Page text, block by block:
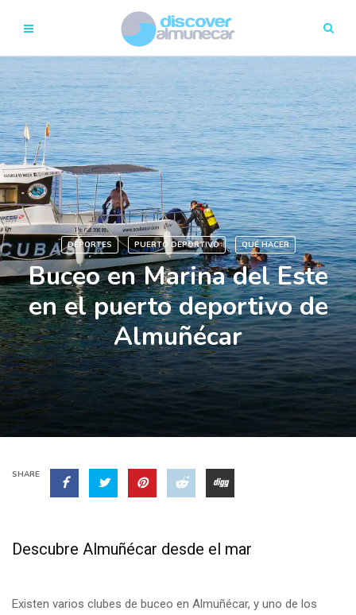
DEPORTES PUERTO DEPORTIVO QUÉ HACER
Buceo en Marina del Este
en el puerto deportivo de
Almuñécar
SHARE
Descubre Almuñécar desde el mar
Existen varios clubes de buceo en Almuñécar, y uno de los